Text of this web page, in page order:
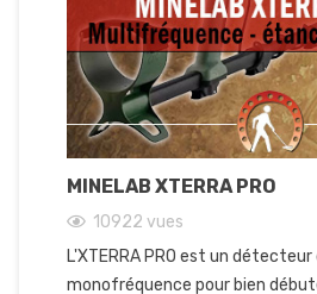
MINELAB XTERRA PRO
10922 vues
L'XTERRA PRO est un
monofréquence pour bien